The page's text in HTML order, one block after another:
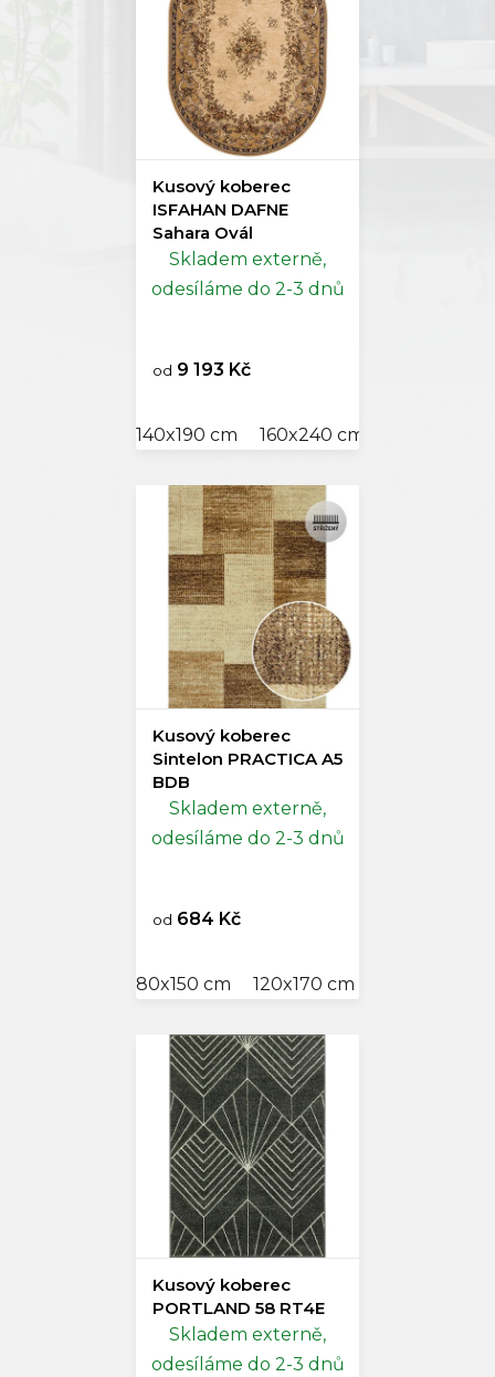
Kusový koberec
ISFAHAN DAFNE
Sahara Ovál
Skladem externě,
odesíláme do 2-3 dnů
od 9 193 Kč
140x190 cm 160x240 cm
Kusový koberec
Sintelon PRACTICA A5
BDB
Skladem externě,
odesíláme do 2-3 dnů
od 684 Kč
80x150 cm 120x170 cm
Kusový koberec
PORTLAND 58 RT4E
Skladem externě,
odesíláme do 2-3 dnů